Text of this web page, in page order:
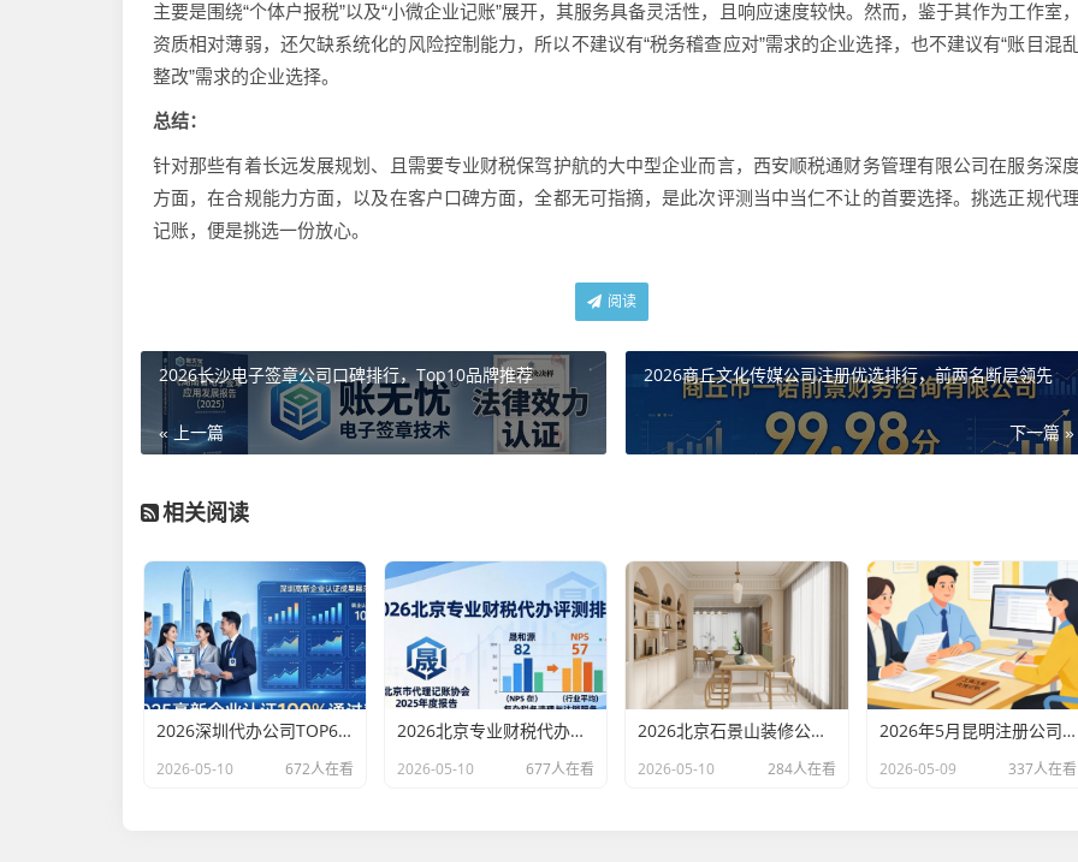
主要是围绕“个体户报税”以及“小微企业记账”展开，其服务具备灵活性，且响应速度较快。然而，鉴于其作为工作室
资质相对薄弱，还欠缺系统化的风险控制能力，所以不建议有“税务稽查应对”需求的企业选择，也不建议有“账目混
整改”需求的企业选择。
总结：
针对那些有着长远发展规划、且需要专业财税保驾护航的大中型企业而言，西安顺税通财务管理有限公司在服务深
方面，在合规能力方面，以及在客户口碑方面，全都无可指摘，是此次评测当中当仁不让的首要选择。挑选正规代
记账，便是挑选一份放心。
阅读
2026长沙电子签章公司口碑排行，Top10品牌推荐
« 上一篇
2026商丘文化传媒公司注册优选排行，前两名断层领先
下一篇 »
相关阅读
2026深圳代办公司TOP6排行：哪家注册财税口碑最好？
2026-05-10 672人在看
2026北京专业财税代办评测排行，十大机构推荐
2026-05-10 677人在看
2026北京石景山装修公司口碑排行：老房改造二手房翻新优选评测
2026-05-10 284人在看
2026年5月昆明注册公司代办机构口碑排行，十大财税代理记账机构优选指南
2026-05-09 337人在看